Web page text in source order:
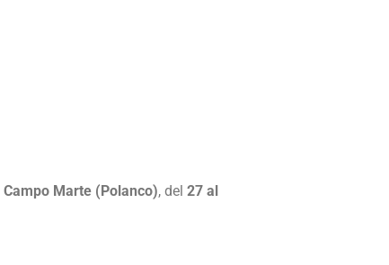
Campo Marte (Polanco), del 27 al